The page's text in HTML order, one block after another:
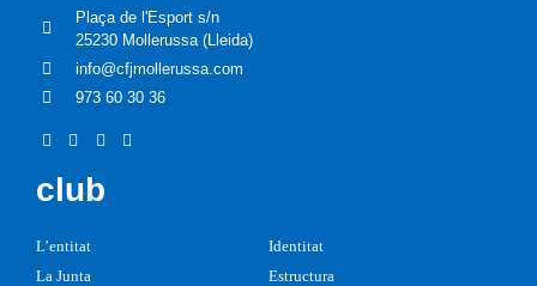
Plaça de l'Esport s/n
25230 Mollerussa (Lleida)
info@cfjmollerussa.com
973 60 30 36
club
L’entitat
Identitat
La Junta
Estructura